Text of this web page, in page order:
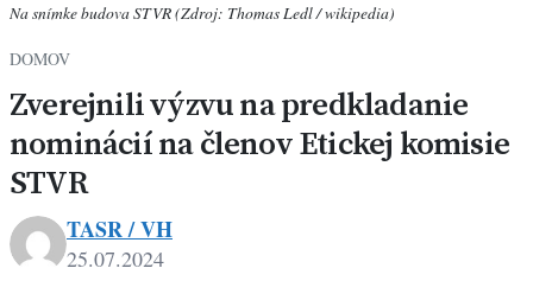
Na snímke budova STVR (Zdroj: Thomas Ledl / wikipedia)
DOMOV
Zverejnili výzvu na predkladanie
nominácií na členov Etickej komisie
STVR
TASR / VH
25.07.2024